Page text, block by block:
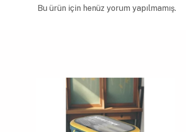
Bu ürün için henüz yorum yapılmamış.